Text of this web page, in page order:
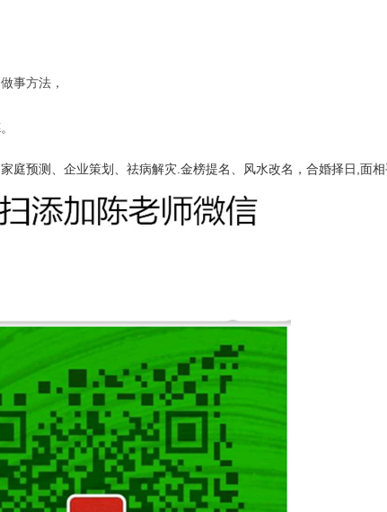
事方法，
庭预测、企业策划、祛病解灾.金榜提名、风水改名，合婚择日,